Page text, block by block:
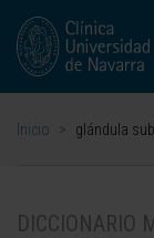
Inicio > glándula
DICCIONARIO